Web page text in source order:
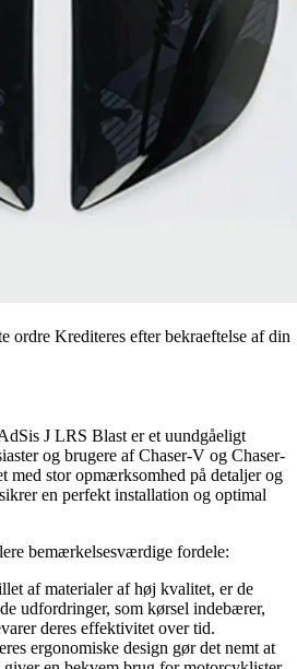
ordre Krediteres efter bekraeftelse af din
J LRS Blast er et uundgåeligt
og brugere af Chaser-V og Chaser-
med stor opmærksomhed på detaljer og
en perfekt installation og optimal
bemærkelsesværdige fordele:
af materialer af høj kvalitet, er de
udfordringer, som kørsel indebærer,
deres effektivitet over tid.
ergonomiske design gør det nemt at